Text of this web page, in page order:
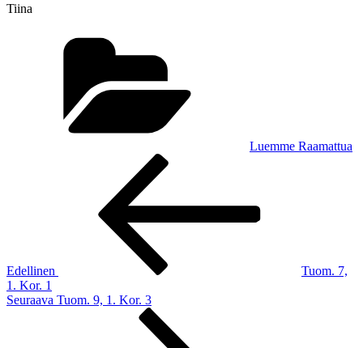
Tiina
Luemme Raamattua
Edellinen
Tuom. 7,
1. Kor. 1
Seuraava
Seuraava Tuom. 9, 1. Kor. 3